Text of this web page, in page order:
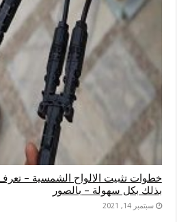
خطوات تثبيت الالواح الشمسية –
بذلك بكل سهولة – بالصور
سبتمبر 14, 2021